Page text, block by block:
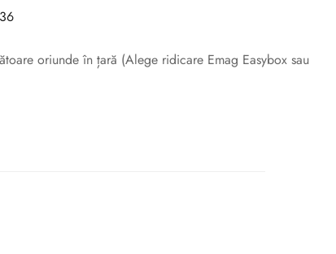
oriunde în țară (Alege ridicare Emag Easybox sau